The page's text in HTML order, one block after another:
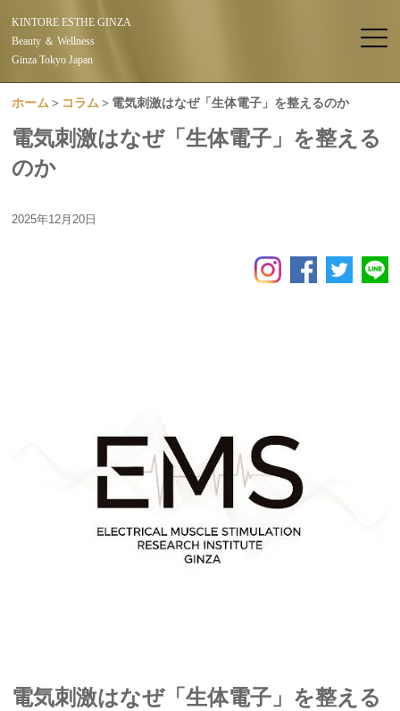
KINTORE ESTHE GINZA
Beauty ＆ Wellness
Ginza Tokyo Japan
ホーム コラム 電気刺激はなぜ「生体電子」を整えるのか
電気刺激はなぜ「生体電子」を整える
のか
2025年12月20日
電気刺激はなぜ「生体電子」を整える